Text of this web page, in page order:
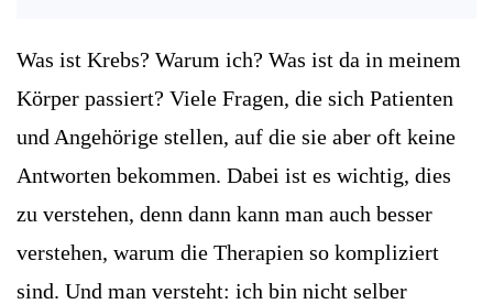
Was ist Krebs? Warum ich? Was ist da in meinem
Körper passiert? Viele Fragen, die sich Patienten
und Angehörige stellen, auf die sie aber oft keine
Antworten bekommen. Dabei ist es wichtig, dies
zu verstehen, denn dann kann man auch besser
verstehen, warum die Therapien so kompliziert
sind. Und man versteht: ich bin nicht selber